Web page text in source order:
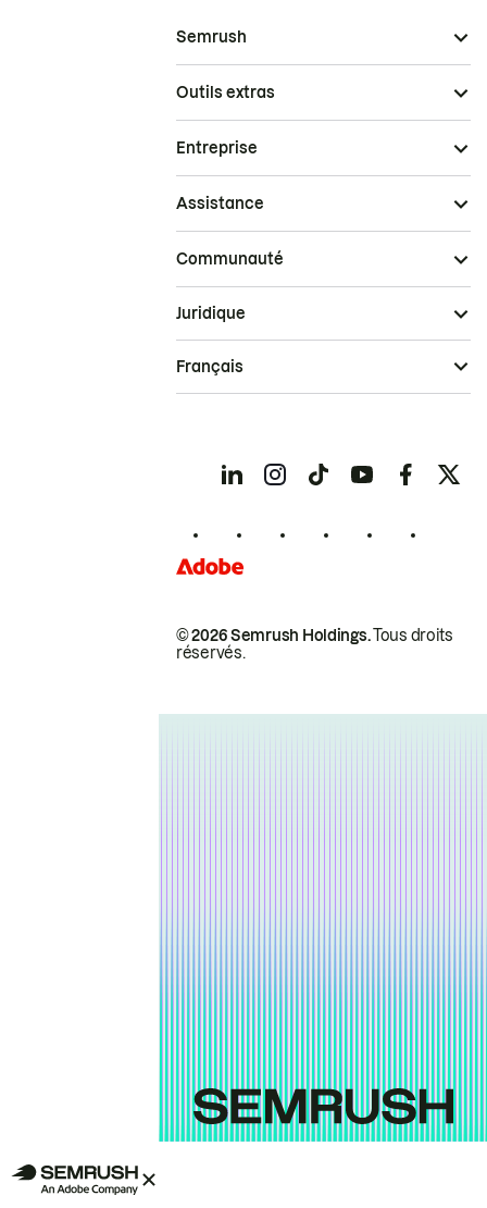
Semrush
Outils extras
Entreprise
Assistance
Communauté
© 2026 Semrush Holdings.Tous droits
réservés.
Juridique
Français